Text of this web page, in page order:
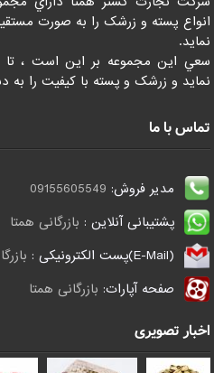
انواع پسته و زرشک را به صورت
نمايد.
سعي اين مجموعه بر اين است ،
نمايد و زرشک و پسته با کيفيت را
تماس با ما
مدیر فروش: 09155605549
پشتیبانی آنلاین : بازرگانی همتا
(E-Mail)پست الکترونیکی :
صفحه آپارات: بازرگانی همتا
اخبار تصویری